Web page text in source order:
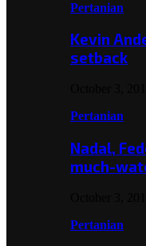
Pertanian
Kevin
setback
Pertanian
Nadal,
much-
Pertanian